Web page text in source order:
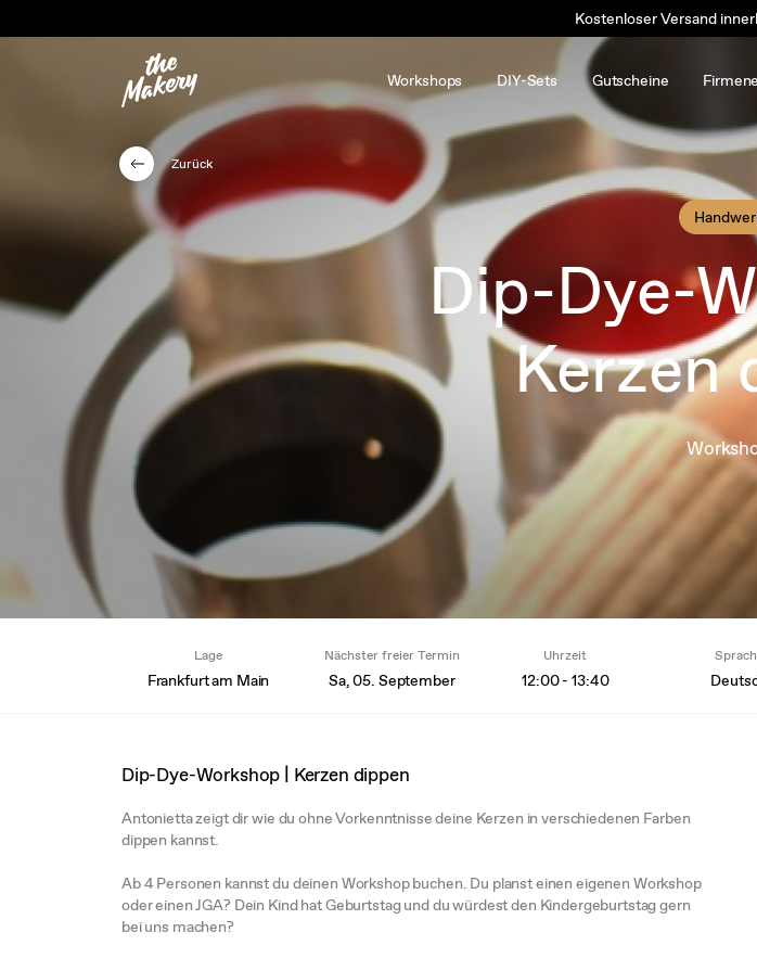
Kostenloser Versand
Workshops DIY-Sets Gutscheine
Dip-Dye-
Kerzen
Zurück
Lage
Frankfurt am Main
Nächster freier Termin
Sa, 05. September
Uhrzeit
12:00 - 13:40
Dip-Dye-Workshop | Kerzen dippen
Antonietta zeigt dir wie du ohne Vorkenntnisse deine Kerzen in verschiedenen Farben
dippen kannst.
Ab 4 Personen kannst du deinen Workshop buchen. Du planst einen eigenen Workshop
oder einen JGA? Dein Kind hat Geburtstag und du würdest den Kindergeburtstag gern
bei uns machen?